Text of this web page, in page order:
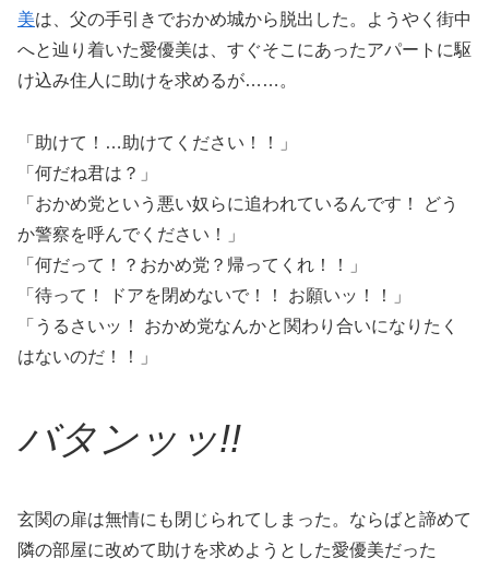
美は、父の手引きでおかめ城から脱出した。ようやく街中
へと辿り着いた愛優美は、すぐそこにあったアパートに駆
け込み住人に助けを求めるが……。
「助けて！…助けてください！！」
「何だね君は？」
「おかめ党という悪い奴らに追われているんです！ どう
か警察を呼んでください！」
「何だって！？おかめ党？帰ってくれ！！」
「待って！ ドアを閉めないで！！ お願いッ！！」
「うるさいッ！ おかめ党なんかと関わり合いになりたく
はないのだ！！」
バタンッッ!!
玄関の扉は無情にも閉じられてしまった。ならばと諦めて
隣の部屋に改めて助けを求めようとした愛優美だった